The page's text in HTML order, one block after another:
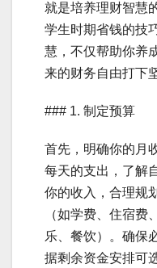
就是培养理财智慧
学生时期省钱的技
慧，不仅帮助你养
来的财务自由打下
### 1. 制定预算
首先，明确你的月
每天的支出，了解
你的收入，合理规
（如学费、住宿费
乐、餐饮）。确保
据剩余资金安排可